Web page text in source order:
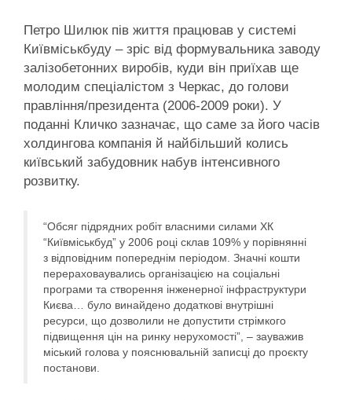
Петро Шилюк пів життя працював у системі
Київміськбуду – зріс від формувальника заводу
залізобетонних виробів, куди він приїхав ще
молодим спеціалістом з Черкас, до голови
правління/президента (2006-2009 роки). У
поданні Кличко зазначає, що саме за його часів
холдингова компанія й найбільший колись
київський забудовник набув інтенсивного
розвитку.
“Обсяг підрядних робіт власними силами ХК
“Київміськбуд” у 2006 році склав 109% у порівнянні
з відповідним попереднім періодом. Значні кошти
перераховаувались організацією на соціальні
програми та створення інженерної інфраструктури
Києва… було винайдено додаткові внутрішні
ресурси, що дозволили не допустити стрімкого
підвищення цін на ринку нерухомості”, – зауважив
міський голова у пояснювальній записці до проєкту
постанови.